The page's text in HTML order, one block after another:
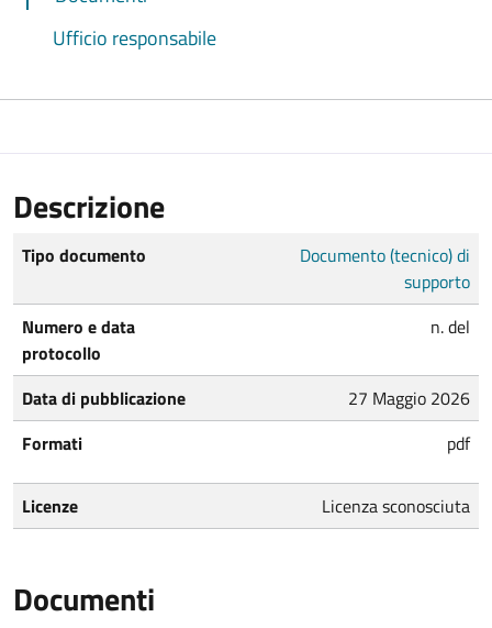
Ufficio responsabile
Descrizione
Tipo documento
Documento (tecnico) di
supporto
Numero e data
protocollo
n. del
Data di pubblicazione
27 Maggio 2026
Formati
pdf
Licenze Licenza sconosciuta
Documenti